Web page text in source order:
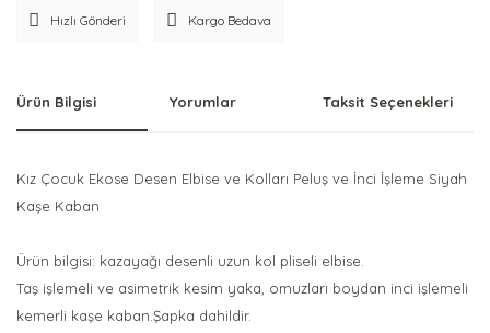
Hızlı Gönderi Kargo Bedava
Ürün Bilgisi Yorumlar Taksit Seçenekleri
Kız Çocuk Ekose Desen Elbise ve Kolları Peluş ve İnci İşleme Siyah
Kaşe Kaban
Ürün bilgisi: kazayağı desenli uzun kol pliseli elbise.
Taş işlemeli ve asimetrik kesim yaka, omuzları boydan inci işlemeli
kemerli kaşe kaban.Şapka dahildir.